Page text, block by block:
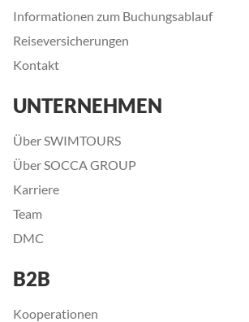
Informationen zum Buchungsablauf
Reiseversicherungen
Kontakt
UNTERNEHMEN
Über SWIMTOURS
Über SOCCA GROUP
Karriere
Team
DMC
B2B
Kooperationen